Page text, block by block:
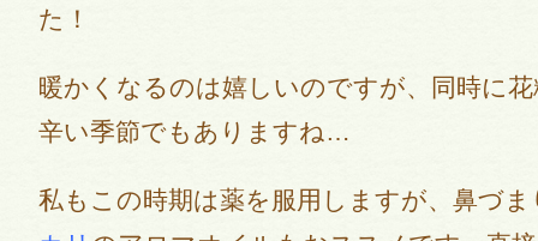
た！
暖かくなるのは嬉しいのですが、同時に
辛い季節でもありますね…
私もこの時期は薬を服用しますが、鼻づ